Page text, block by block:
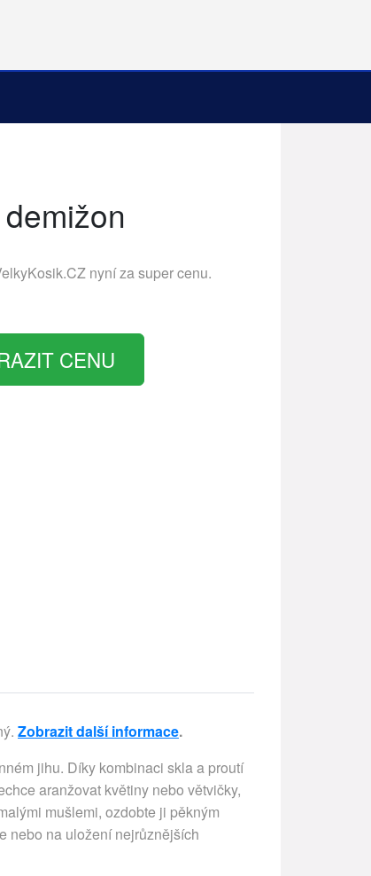
nyní za super cenu.
CENU
Zobrazit další informace.
jihu. Díky kombinaci skla a proutí
aranžovat květiny nebo větvičky,
mušlemi, ozdobte ji pěkným
nebo na uložení nejrůznějších